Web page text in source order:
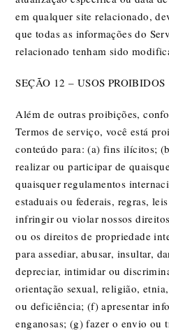
em qualquer site relacionado,
que todas as informações do
relacionado tenham sido
SEÇÃO 12 – USOS PROIBIDOS
Além de outras proibições,
Termos de serviço, você está
conteúdo para: (a) fins ilícitos;
realizar ou participar de
quaisquer regulamentos
estaduais ou federais, regras,
infringir ou violar nossos
ou os direitos de propriedade
para assediar, abusar, insultar,
depreciar, intimidar ou
orientação sexual, religião,
ou deficiência; (f) apresentar
enganosas; (g) fazer o envio ou